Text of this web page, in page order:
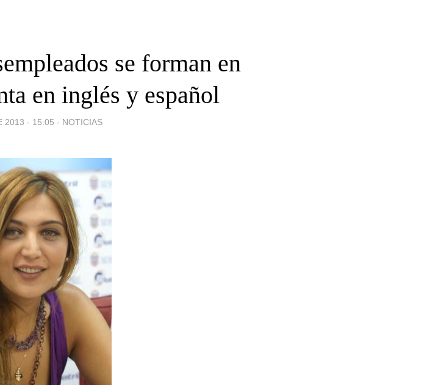
se forman en
en inglés y español
2013 - 15:05 - NOTICIAS